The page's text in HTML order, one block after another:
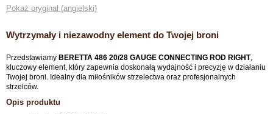
Pokaż oryginał (angielski)
Wytrzymały i niezawodny element do Twojej broni
Przedstawiamy BERETTA 486 20/28 GAUGE CONNECTING ROD RIGHT,
kluczowy element, który zapewnia doskonałą wydajność i precyzję w działaniu
Twojej broni. Idealny dla miłośników strzelectwa oraz profesjonalnych
strzelców.
Opis produktu